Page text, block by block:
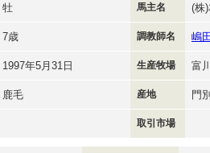
牡 馬主名 (株
7歳 調教師名 嶋
1997年5月31日 生産牧場 富
鹿毛 産地 門
取引市場